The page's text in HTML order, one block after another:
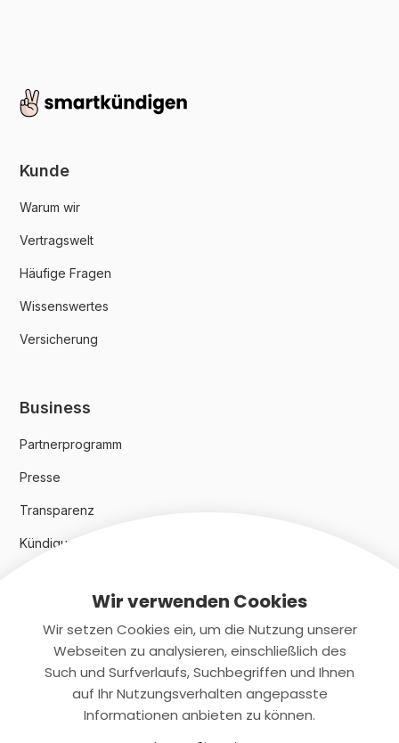
Kunde
Warum wir
Vertragswelt
Häufige Fragen
Wissenswertes
Versicherung
Business
Partnerprogramm
Presse
Transparenz
Kündigungsindex 2024
Rechtliches
Datenschutz
Wir verwenden Cookies
Wir setzen Cookies ein, um die Nutzung unserer
Webseiten zu analysieren, einschließlich des
Such und Surfverlaufs, Suchbegriffen und Ihnen
auf Ihr Nutzungsverhalten angepasste
Informationen anbieten zu können.